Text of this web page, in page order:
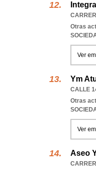
Otras
Ver
Ym
CALLE
Otras
Ver
Aseo